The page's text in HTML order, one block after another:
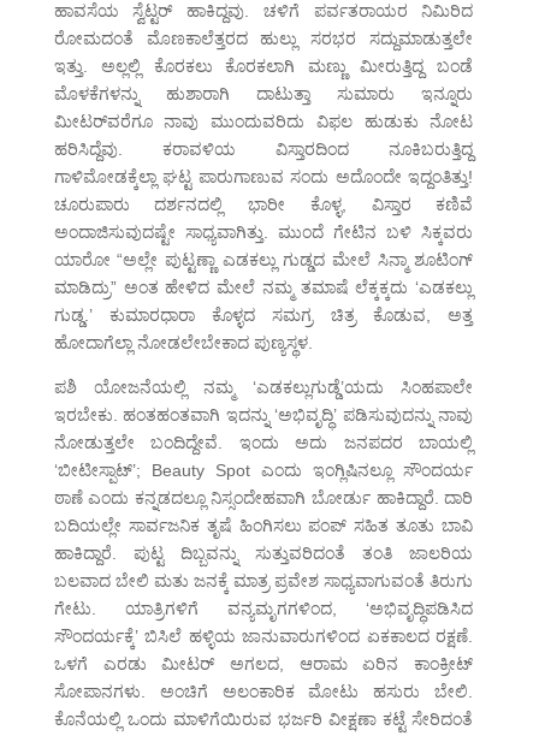
ಹಾವಸೆಯ ಸ್ವೆಟ್ಟರ್ ಹಾಕಿದ್ದವು. ಚಳಿಗೆ ಪರ್ವತರಾಯರ ನಿಮಿರಿದ
ರೋಮದಂತೆ ಮೊಣಕಾಲೆತ್ತರದ ಹುಲ್ಲು ಸರಭರ ಸದ್ದುಮಾಡುತ್ತಲೇ
ಇತ್ತು. ಅಲ್ಲಲ್ಲಿ ಕೊರಕಲು ಕೊರಕಲಾಗಿ ಮಣ್ಣು ಮೀರುತ್ತಿದ್ದ ಬಂಡೆ
ಮೊಳಕೆಗಳನ್ನು ಹುಶಾರಾಗಿ ದಾಟುತ್ತಾ ಸುಮಾರು ಇನ್ನೂರು
ಮೀಟರ್‌ವರೆಗೂ ನಾವು ಮುಂದುವರಿದು ವಿಫಲ ಹುಡುಕು ನೋಟ
ಹರಿಸಿದ್ದೆವು. ಕರಾವಳಿಯ ವಿಸ್ತಾರದಿಂದ ನೂಕಿಬರುತ್ತಿದ್ದ
ಗಾಳಿಮೋಡಕ್ಕೆಲ್ಲಾ ಘಟ್ಟ ಪಾರುಗಾಣುವ ಸಂದು ಅದೊಂದೇ ಇದ್ದಂತಿತ್ತು!
ಚೂರುಪಾರು ದರ್ಶನದಲ್ಲಿ ಭಾರೀ ಕೊಳ್ಳ, ವಿಸ್ತಾರ ಕಣಿವೆ
ಅಂದಾಜಿಸುವುದಷ್ಟೇ ಸಾಧ್ಯವಾಗಿತ್ತು. ಮುಂದೆ ಗೇಟಿನ ಬಳಿ ಸಿಕ್ಕವರು
ಯಾರೋ “ಅಲ್ಲೇ ಪುಟ್ಟಣ್ಣಾ ಎಡಕಲ್ಲು ಗುಡ್ಡದ ಮೇಲೆ ಸಿನ್ಮಾ ಶೂಟಿಂಗ್
ಮಾಡಿದ್ರು” ಅಂತ ಹೇಳಿದ ಮೇಲೆ ನಮ್ಮ ತಮಾಷೆ ಲೆಕ್ಕಕ್ಕದು ‘ಎಡಕಲ್ಲು
ಗುಡ್ಡ.’ ಕುಮಾರಧಾರಾ ಕೊಳ್ಳದ ಸಮಗ್ರ ಚಿತ್ರ ಕೊಡುವ, ಅತ್ತ
ಹೋದಾಗೆಲ್ಲಾ ನೋಡಲೇಬೇಕಾದ ಪುಣ್ಯಸ್ಥಳ.
ಪಶಿ ಯೋಜನೆಯಲ್ಲಿ ನಮ್ಮ ‘ಎಡಕಲ್ಲುಗುಡ್ಡೆ’ಯದು ಸಿಂಹಪಾಲೇ
ಇರಬೇಕು. ಹಂತಹಂತವಾಗಿ ಇದನ್ನು ‘ಅಭಿವೃದ್ಧಿ’ ಪಡಿಸುವುದನ್ನು ನಾವು
ನೋಡುತ್ತಲೇ ಬಂದಿದ್ದೇವೆ. ಇಂದು ಅದು ಜನಪದರ ಬಾಯಲ್ಲಿ
‘ಬೀಟೀಸ್ಪಾಟ್’; Beauty Spot ಎಂದು ಇಂಗ್ಲಿಷಿನಲ್ಲೂ ಸೌಂದರ್ಯ
ಠಾಣೆ ಎಂದು ಕನ್ನಡದಲ್ಲೂ ನಿಸ್ಸಂದೇಹವಾಗಿ ಬೋರ್ಡು ಹಾಕಿದ್ದಾರೆ. ದಾರಿ
ಬದಿಯಲ್ಲೇ ಸಾರ್ವಜನಿಕ ತೃಷೆ ಹಿಂಗಿಸಲು ಪಂಪ್ ಸಹಿತ ತೂತು ಬಾವಿ
ಹಾಕಿದ್ದಾರೆ. ಪುಟ್ಟ ದಿಬ್ಬವನ್ನು ಸುತ್ತುವರಿದಂತೆ ತಂತಿ ಜಾಲರಿಯ
ಬಲವಾದ ಬೇಲಿ ಮತು ಜನಕ್ಕೆ ಮಾತ್ರ ಪ್ರವೇಶ ಸಾಧ್ಯವಾಗುವಂತೆ ತಿರುಗು
ಗೇಟು. ಯಾತ್ರಿಗಳಿಗೆ ವನ್ಯಮೃಗಗಳಿಂದ, ‘ಅಭಿವೃದ್ಧಿಪಡಿಸಿದ
ಸೌಂದರ್ಯಕ್ಕೆ’ ಬಿಸಿಲೆ ಹಳ್ಳಿಯ ಜಾನುವಾರುಗಳಿಂದ ಏಕಕಾಲದ ರಕ್ಷಣೆ.
ಒಳಗೆ ಎರಡು ಮೀಟರ್ ಅಗಲದ, ಆರಾಮ ಏರಿನ ಕಾಂಕ್ರೀಟ್
ಸೋಪಾನಗಳು. ಅಂಚಿಗೆ ಅಲಂಕಾರಿಕ ಮೋಟು ಹಸುರು ಬೇಲಿ.
ಕೊನೆಯಲ್ಲಿ ಒಂದು ಮಾಳಿಗೆಯಿರುವ ಭರ್ಜರಿ ವೀಕ್ಷಣಾ ಕಟ್ಟೆ ಸೇರಿದಂತೆ